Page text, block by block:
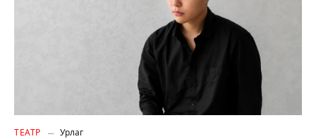
ТЕАТР Урлаг